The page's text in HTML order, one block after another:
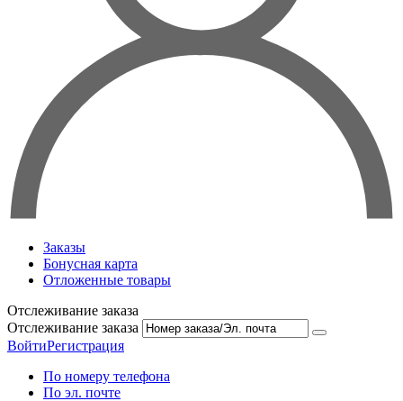
Заказы
Бонусная карта
Отложенные товары
Отслеживание заказа
Отслеживание заказа
ВойтиРегистрация
По номеру телефона
По эл. почте